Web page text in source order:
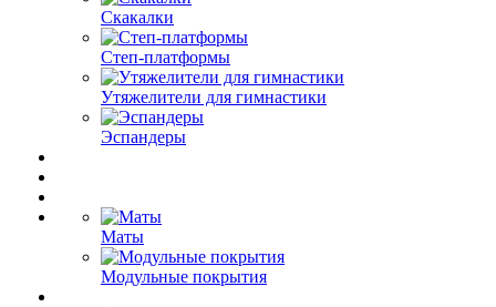
Скакалки
Степ-платформы
Утяжелители для гимнастики
Эспандеры
Маты
Модульные покрытия